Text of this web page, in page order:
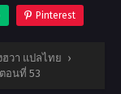
Pinterest
วา แปลไทย
›
อนที่ 53